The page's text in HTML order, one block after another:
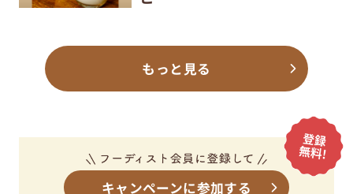
もっと見る
キャンペーンに参加する